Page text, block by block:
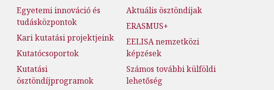
Egyetemi innováció és
tudásközpontok
Kari kutatási projektjeink
Kutatócsoportok
Kutatási
ösztöndíjprogramok
Aktuális ösztöndíjak
ERASMUS+
EELISA nemzetközi
képzések
Számos további külföldi
lehetőség